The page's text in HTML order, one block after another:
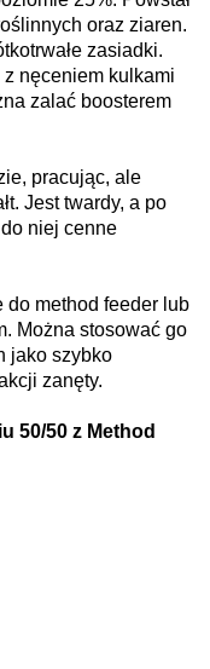
oraz ziaren.
zasiadki.
nęceniem kulkami
zalać boosterem
pracując, ale
Jest twardy, a po
niej cenne
do method feeder lub
Można stosować go
jako szybko
zanęty.
50/50 z Method